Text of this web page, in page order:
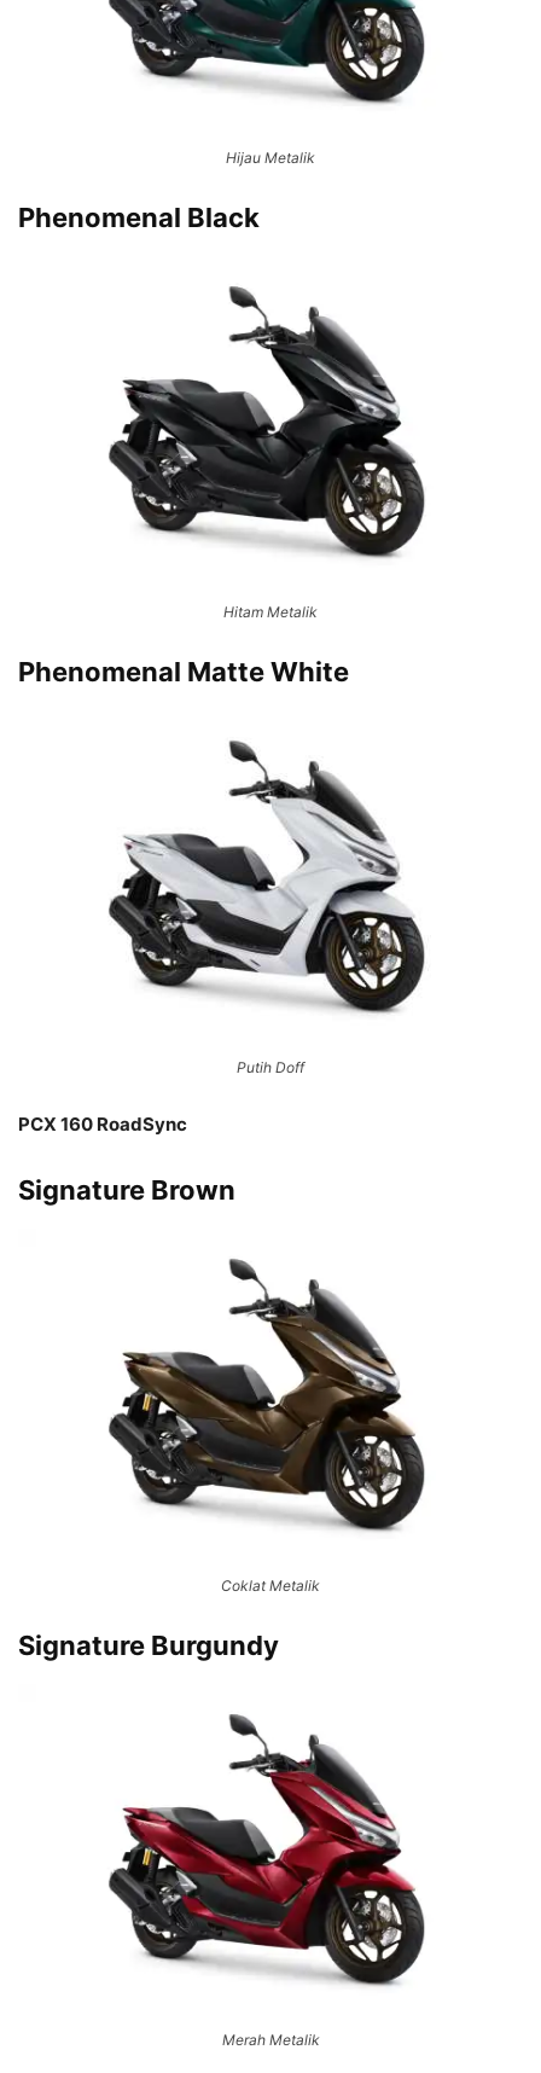
Hijau Metalik
Phenomenal Black
Hitam Metalik
Phenomenal Matte White
Putih Doff
PCX 160 RoadSync
Signature Brown
Coklat Metalik
Signature Burgundy
Merah Metalik